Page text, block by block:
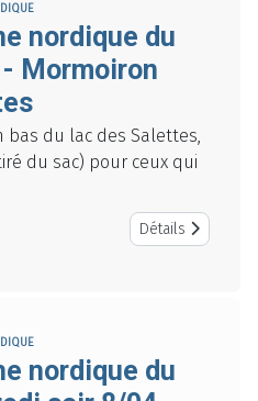
nordique du
- Mormoiron
du lac des Salettes,
du sac) pour ceux qui
Détails
nordique du